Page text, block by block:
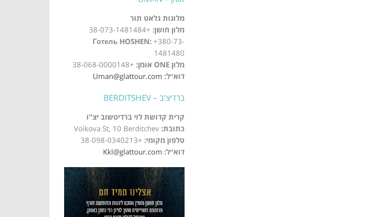
מלונות גלאט תור
מלון חושן: +38-073-1481484
Готель HOSHEN:+380-73-
1481480
מלון ONE אומן:
+38-068-0000148
דוא״ל: Uman@glattour.com
ברדיצ'ב – BERDITSHEV
קרית קדושת לוי ברדיטשוב יצ"ו
כתובת: Voikova St, 10 Berditchev
טלפון מקומי: +38-098-0340213
דוא״ל: Kkl@glattour.com